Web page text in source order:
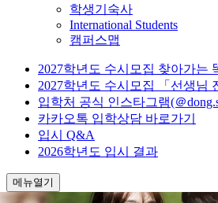
학생기숙사
International Students
캠퍼스맵
2027학년도 수시모집 찾아가는
2027학년도 수시모집 「선생님
입학처 공식 인스타그램(＠
카카오톡 입학상담 바로가기
입시 Q&A
2026학년도 입시 결과
메뉴열기